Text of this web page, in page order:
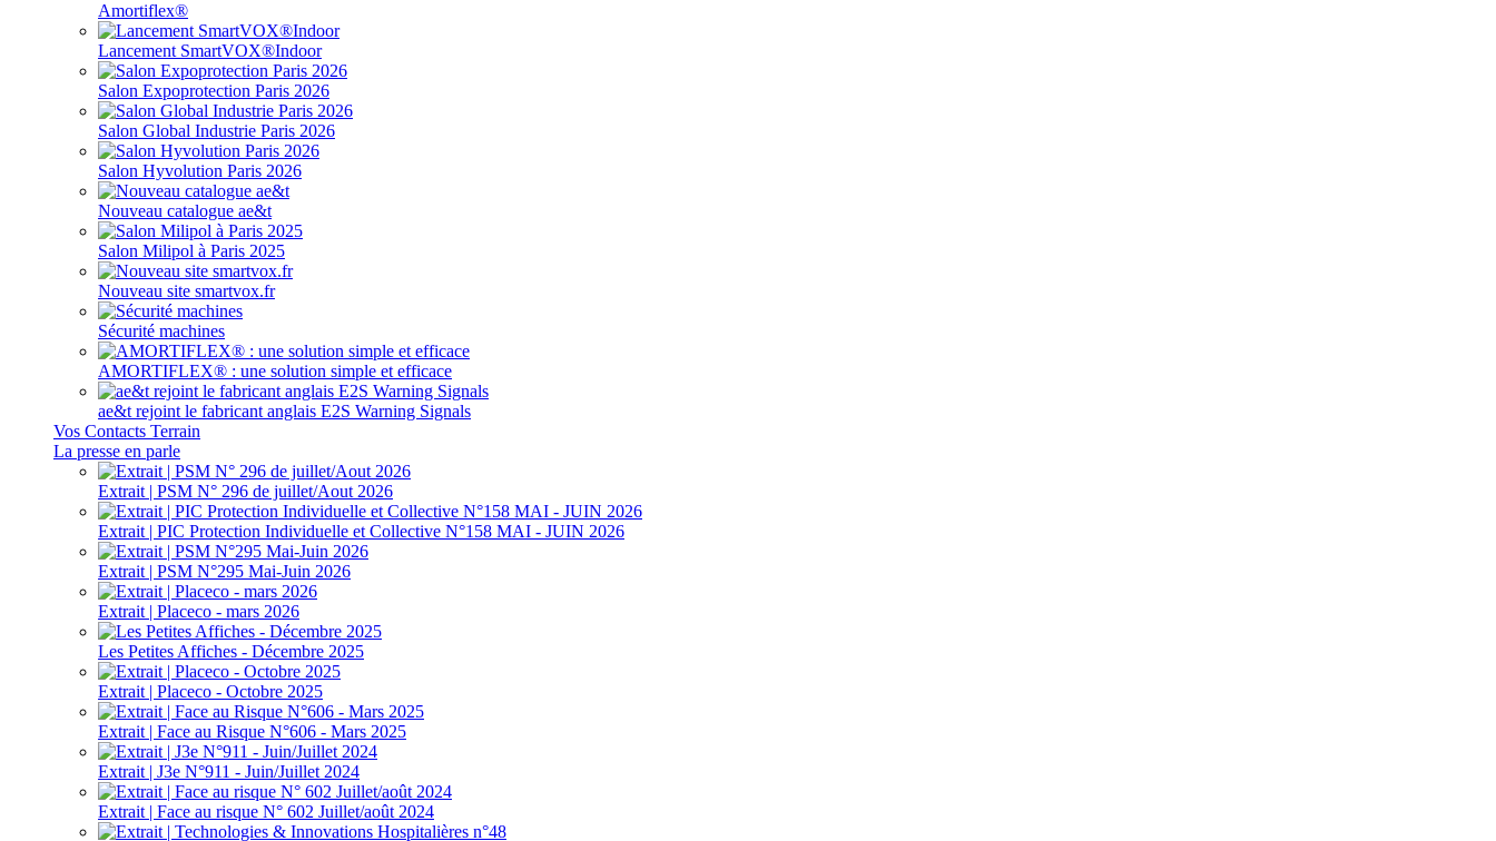
Amortiflex®
Lancement SmartVOX®Indoor
Salon Expoprotection Paris 2026
Salon Global Industrie Paris 2026
Salon Hyvolution Paris 2026
Nouveau catalogue ae&t
Salon Milipol à Paris 2025
Nouveau site smartvox.fr
Sécurité machines
AMORTIFLEX® : une solution simple et efficace
ae&t rejoint le fabricant anglais E2S Warning Signals
Vos Contacts Terrain
La presse en parle
Extrait | PSM N° 296 de juillet/Aout 2026
Extrait | PIC Protection Individuelle et Collective N°158 MAI - JUIN 2026
Extrait | PSM N°295 Mai-Juin 2026
Extrait | Placeco - mars 2026
Les Petites Affiches - Décembre 2025
Extrait | Placeco - Octobre 2025
Extrait | Face au Risque N°606 - Mars 2025
Extrait | J3e N°911 - Juin/Juillet 2024
Extrait | Face au risque N° 602 Juillet/août 2024